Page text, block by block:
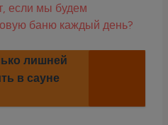
если мы будем
баню каждый день?
лишней
в сауне